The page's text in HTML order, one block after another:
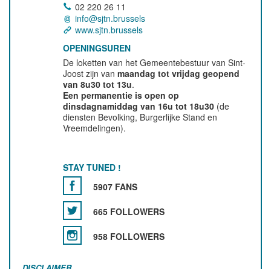
02 220 26 11
info@sjtn.brussels
www.sjtn.brussels
OPENINGSUREN
De loketten van het Gemeentebestuur van Sint-
Joost zijn vanmaandag tot vrijdag geopend
van 8u30 tot 13u.
Een permanentie is open op
dinsdagnamiddag van 16u tot 18u30 (de
diensten Bevolking, Burgerlijke Stand en
Vreemdelingen).
STAY TUNED !
5907 FANS
665 FOLLOWERS
958 FOLLOWERS